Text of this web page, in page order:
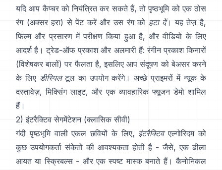
यदि आप कैप्चर को नियंत्रित कर सकते हैं, तो पृष्ठभूमि को एक ठोस
रंग (अक्सर हरा) से पेंट करें और उस रंग को हटा दें। यह तेज़ है,
फिल्म और प्रसारण में परीक्षण किया हुआ है, और वीडियो के लिए
आदर्श है। ट्रेड-ऑफ प्रकाश और अलमारी हैं: रंगीन प्रकाश किनारों
(विशेषकर बालों) पर फैलता है, इसलिए आप संदूषण को बेअसर करने
के लिए डीस्पिलटूल का उपयोग करेंगे। अच्छे प्राइमरों मेंन्यूक के
दस्तावेज़, मिक्सिंग लाइट, और एक व्यावहारिक फ्यूजन डेमोशामिल
हैं।
2) इंटरैक्टिव सेगमेंटेशन (क्लासिक सीवी)
गंदी पृष्ठभूमि वाली एकल छवियों के लिए, इंटरैक्टिवएल्गोरिदम को
कुछ उपयोगकर्ता संकेतों की आवश्यकता होती है - जैसे, एक ढीला
आयत या स्क्रिबल्स - और एक स्पष्ट मास्क बनाते हैं। कैनोनिकल